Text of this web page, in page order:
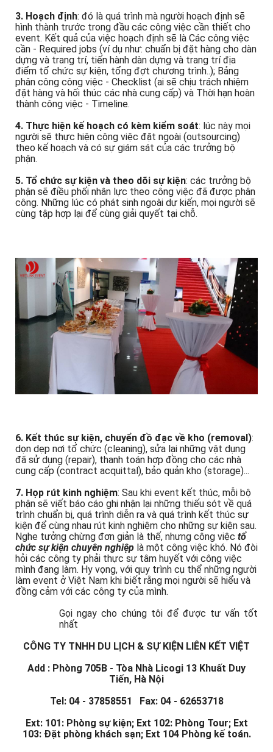
3. Hoạch định: đó là quá trình mà người hoạch định sẽ
hình thành trước trong đầu các công việc cần thiết cho
event. Kết quả của việc hoạch định sẽ là Các công việc
cần - Required jobs (ví dụ như: chuẩn bị đặt hàng cho dàn
dựng và trang trí, tiến hành dàn dựng và trang trí địa
điểm tổ chức sự kiện, tổng đợt chương trình..); Bảng
phân công công việc - Checklist (ai sẽ chịu trách nhiệm
đặt hàng và hối thúc các nhà cung cấp) và Thời hạn hoàn
4. Thực hiện kế hoạch có kèm kiểm soát: lúc này mọi
người sẽ thực hiện công việc đặt ngoài (outsourcing)
theo kế hoạch và có sự giám sát của các trưởng bộ
5. Tổ chức sự kiện và theo dõi sự kiện: các trưởng bộ
phận sẽ điều phối nhân lực theo công việc đã được phân
công. Những lúc có phát sinh ngoài dự kiến, mọi người sẽ
6. Kết thúc sự kiện, chuyển đồ đạc về kho (removal)
dọn dẹp nơi tổ chức (cleaning), sửa lại những vật dụng
đã sử dụng (repair), thanh toán hợp đồng cho các nhà
7. Họp rút kinh nghiệm: Sau khi event kết thúc, mỗi bộ
phận sẽ viết báo cáo ghi nhận lại những thiếu sót về quá
trình chuẩn bị, quá trình diễn ra và quá trình kết thúc sự
kiện để cùng nhau rút kinh nghiệm cho những sự kiện sau.
Nghe tưởng chừng đơn giản là thế, nhưng công việctổ
chức sự kiện chuyên nghiệplà một công việc khó. Nó đòi
hỏi các công ty phải thực sự tâm huyết với công việc
mình đang làm. Hy vọng, với quy trình cụ thể những người
làm event ở Việt Nam khi biết rằng mọi người sẽ hiểu và
Gọi ngay cho chúng tôi để được tư vấn tốt
Add : Phòng 705B - Tòa Nhà Licogi 13 Khuất Duy
Ext: 101: Phòng sự kiện; Ext 102: Phòng Tour; Ext